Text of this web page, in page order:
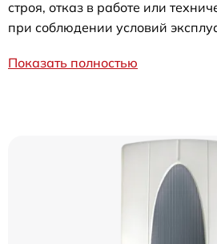
строя, отказ в работе или
при соблюдении условий
Показать полностью